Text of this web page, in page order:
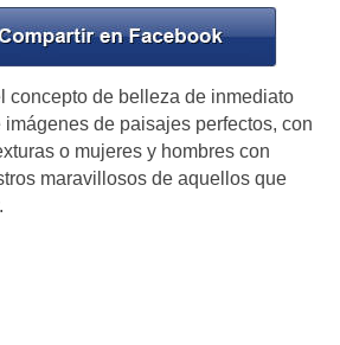
concepto de belleza de inmediato
de paisajes perfectos, con
o mujeres y hombres con
maravillosos de aquellos que